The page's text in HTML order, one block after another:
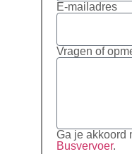
E-mailadres
Vragen of
Ga je akkoord
Busvervoer.